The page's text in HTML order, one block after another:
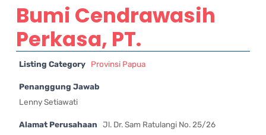
Bumi Cendrawasih
Perkasa, PT.
Listing Category Provinsi Papua
Penanggung Jawab
Lenny Setiawati
Alamat Perusahaan Jl. Dr. Sam Ratulangi No. 25/26